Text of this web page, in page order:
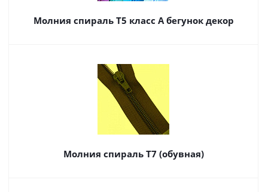
Молния спираль Т5 класс А бегунок декор
Молния спираль Т7 (обувная)